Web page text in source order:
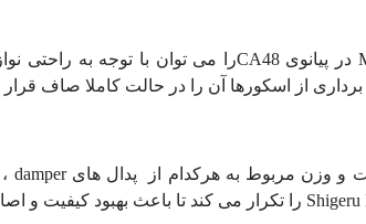
در پیانویCA48را می توان با توجه به راحتی
از اسکورها آن را در حالت کاملا صاف قرار
و وزن مربوط به هرکدام از پدال هایdamper ،
را تکرار می کند تا باعث بهبود کیفیت و